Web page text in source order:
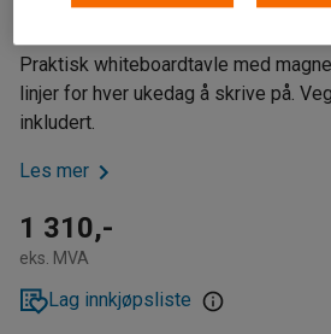
Inkludert pennehylle
Praktisk whiteboardtavle med
linjer for hver ukedag å skrive på.
inkludert.
Les mer
1 310,-
eks. MVA
Lag innkjøpsliste